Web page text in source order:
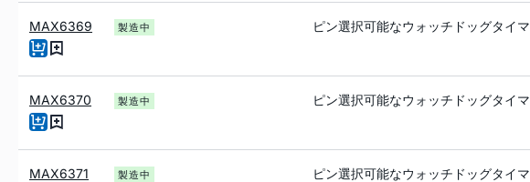
MAX6369 製造中 ピン選択可能なウォッチドッグタイマ
MAX6370 製造中 ピン選択可能なウォッチドッグタイマ
MAX6371 製造中 ピン選択可能なウォッチドッグタイマ